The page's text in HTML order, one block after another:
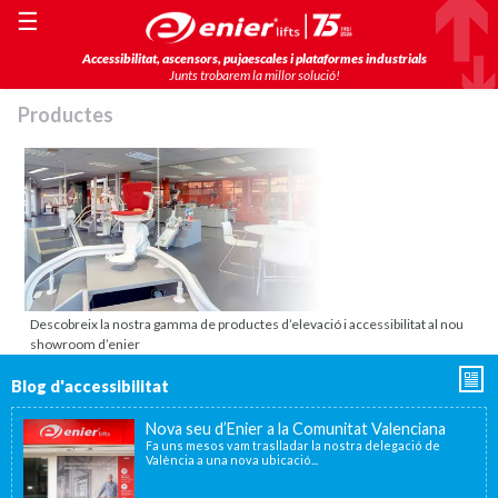
Accessibilitat, ascensors, pujaescales i plataformes industrials
Junts trobarem la millor solució!
☰
Productes
Descobreix la nostra gamma de productes d’elevació i accessibilitat al nou
showroom d’enier
Blog d'accessibilitat
Nova seu d’Enier a la Comunitat Valenciana
Fa uns mesos vam traslladar la nostra delegació de
València a una nova ubicació...